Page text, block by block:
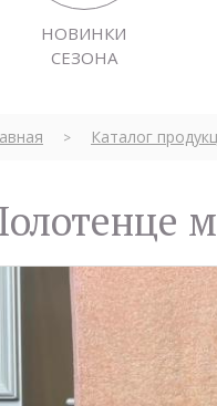
НОВИНКИ
СЕЗОНА
> Каталог
Полотенце